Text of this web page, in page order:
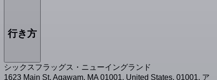
行き方
シックスフラッグス・ニューイングランド
1623 Main St, Agawam, MA 01001, United States, 01001, ア